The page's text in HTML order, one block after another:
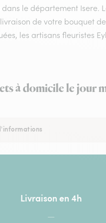
le département Isere.
de votre bouquet
les artisans fleuristes
à domicile le jour
Livraison en 4h
—